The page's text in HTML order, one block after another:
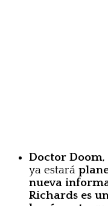
Doctor Doom,
ya estará
nueva
Richards es